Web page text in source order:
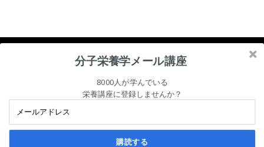
Copyright © 2026 臨床分子栄養医学研究会
特定商取引法に基づく表記
分子栄養学メール講座
8000人が学んでいる
栄養講座に登録しませんか？
購読する